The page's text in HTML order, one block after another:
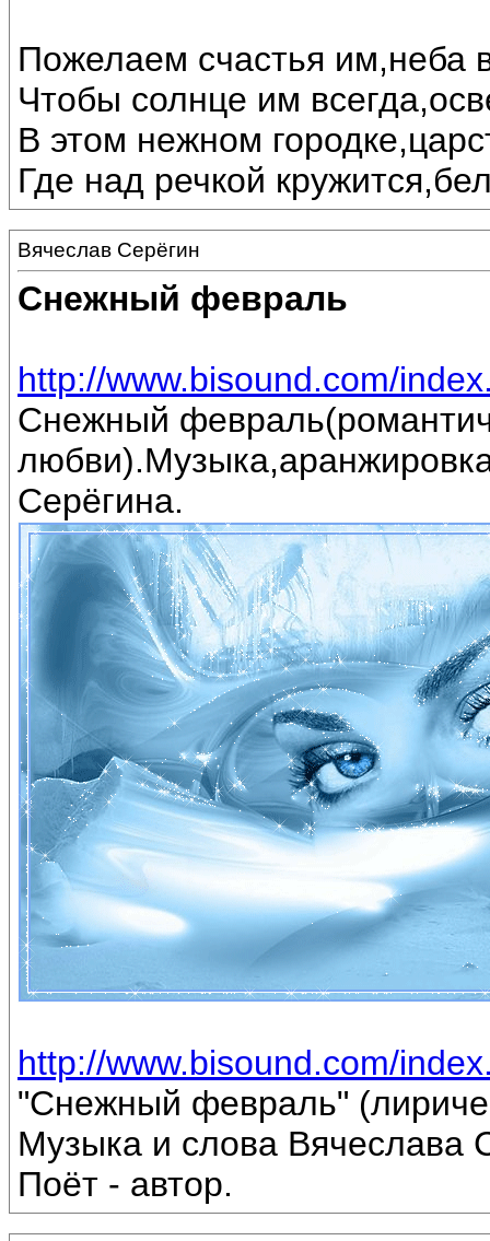
Пожелаем счастья им,неба
Чтобы солнце им
В этом нежном
Где над речкой
Вячеслав Серёгин
Снежный февраль
http://www.bisound.com/
Снежный
Серёгина.
http://www.bisound.com/
"Снежный февраль"
Музыка и слова Вячеслава
Поёт - автор.